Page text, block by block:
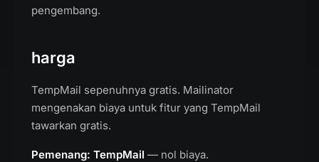
pengembang.
harga
TempMail sepenuhnya gratis. Mailinator
mengenakan biaya untuk fitur yang TempMail
tawarkan gratis.
Pemenang: TempMail — nol biaya.